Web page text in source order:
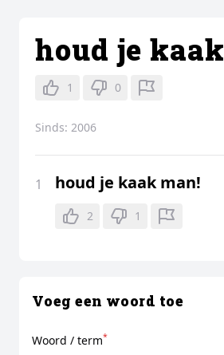
houd je kaak
1 0
Sinds: 2006
1 houd je kaak man!
2 1
Voeg een woord toe
Woord / term*